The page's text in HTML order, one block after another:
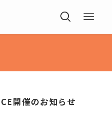
開催のお知らせ